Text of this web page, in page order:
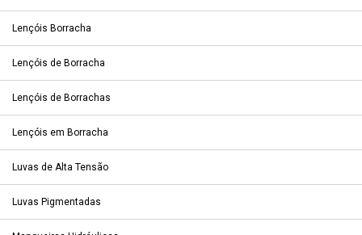
Lençóis Borracha
Lençóis de Borracha
Lençóis de Borrachas
Lençóis em Borracha
Luvas de Alta Tensão
Luvas Pigmentadas